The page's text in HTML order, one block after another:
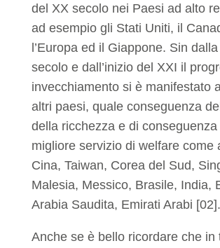
del XX secolo nei Paesi ad alto
ad esempio gli Stati Uniti, il
l’Europa ed il Giappone. Sin
secolo e dall’inizio del XXI il
invecchiamento si è manifestato
altri paesi, quale conseguenza
della ricchezza e di conseguenza
migliore servizio di welfare come
Cina, Taiwan, Corea del Sud,
Malesia, Messico, Brasile, India,
Arabia Saudita, Emirati Arabi [02].
Anche se è bello ricordare che in